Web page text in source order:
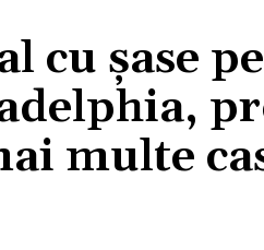
cu șase
multe